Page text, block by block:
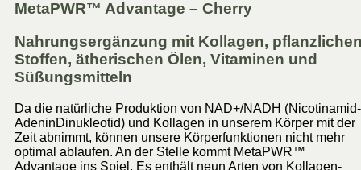
MetaPWR™ Advantage – Cherry
Nahrungsergänzung mit Kollagen,
Stoffen, ätherischen Ölen, Vitaminen und
Süßungsmitteln
Da die natürliche Produktion von NAD+/NADH (Nicotinamid-
AdeninDinukleotid) und Kollagen in unserem Körper mit der
Zeit abnimmt, können unsere Körperfunktionen nicht mehr
optimal ablaufen. An der Stelle kommt MetaPWR™
Advantage ins Spiel. Es enthält neun Arten von Kollagen-